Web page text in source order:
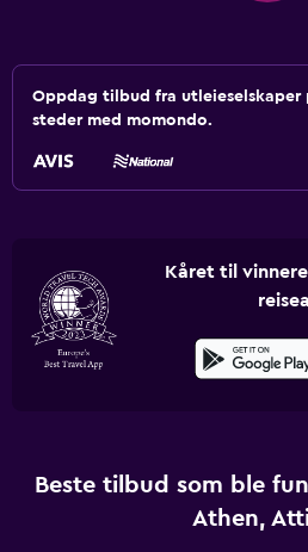
Oppdag tilbud fra utleieselskaper
steder med momondo.
Kåret til
Beste tilbud som ble
Athen,